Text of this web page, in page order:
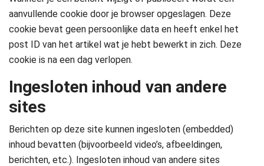
aanvullende cookie door je browser opgeslagen. Deze
cookie bevat geen persoonlijke data en heeft enkel het
post ID van het artikel wat je hebt bewerkt in zich. Deze
cookie is na een dag verlopen.
Ingesloten inhoud van andere
sites
Berichten op deze site kunnen ingesloten (embedded)
inhoud bevatten (bijvoorbeeld video’s, afbeeldingen,
berichten, etc.). Ingesloten inhoud van andere sites